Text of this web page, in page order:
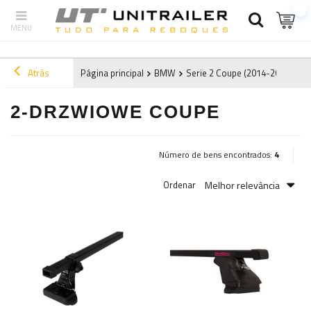
Atrás Página principal BMW Serie 2 Coupe (2014-2019) F22
2-DRZWIOWE COUPE
Número de bens encontrados: 4
Ordenar Melhor relevância